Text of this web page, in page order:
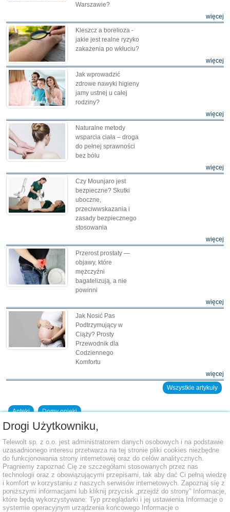
Warszawie?
więcej
Kleszcz a borelioza -
jakie jest realne ryzyko
zakażenia po wkłuciu?
więcej
Jak wprowadzić
zdrowe nawyki higieny
jamy ustnej u całej
rodziny?
więcej
Naturalne metody
wsparcia ciała – droga
do pełnej sprawności
bez bólu
więcej
Czy Mounjaro jest
bezpieczne? Skutki
uboczne,
przeciwwskazania i
zasady bezpiecznego
stosowania
więcej
Przerost prostaty —
objawy, które
mężczyźni
bagatelizują, a nie
powinni
więcej
Jak Nosić Pas
Podtrzymujący w
Ciąży? Prosty
Przewodnik dla
Codziennego
Komfortu
więcej
Wszystkie artykuły
Apteki Domy opieki
Dodaj placówkę do bazy
Drogi Użytkowniku,
Telewolt sp. z o.o. jest administratorem danych osobowych i na podstawie
uzasadnionego interesu przetwarza na tej stronie pliki cookies niezbędne
do funkcjonowania strony internetowej oraz do celów analitycznych.
Pragniemy zapoznać Cię ze szczegółami stosowanych przez nas
technologii oraz z obowiązującymi przepisami, tak aby dać Ci pełną wiedzę
i komfort w korzystaniu z naszych serwisów internetowych. Zapoznaj się z
poniższymi informacjami lub kliknij przycisk „przejdź do strony” Informacje,
które będą wykorzystywane: Typ przeglądarki i jej ustawienia Informacje o
systemie operacyjnym urządzenia końcowego Informacje o